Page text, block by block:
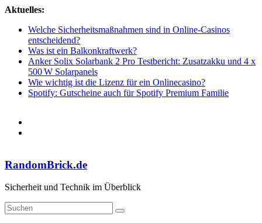
Zum
springen
Aktuelles:
Welche Sicherheitsmaßnahmen sind in Online-Casinos
entscheidend?
Was ist ein Balkonkraftwerk?
Anker Solix Solarbank 2 Pro Testbericht: Zusatzakku und 4 x
500 W Solarpanels
Wie wichtig ist die Lizenz für ein Onlinecasino?
Spotify: Gutscheine auch für Spotify Premium Familie
RandomBrick.de
Sicherheit und Technik im Überblick